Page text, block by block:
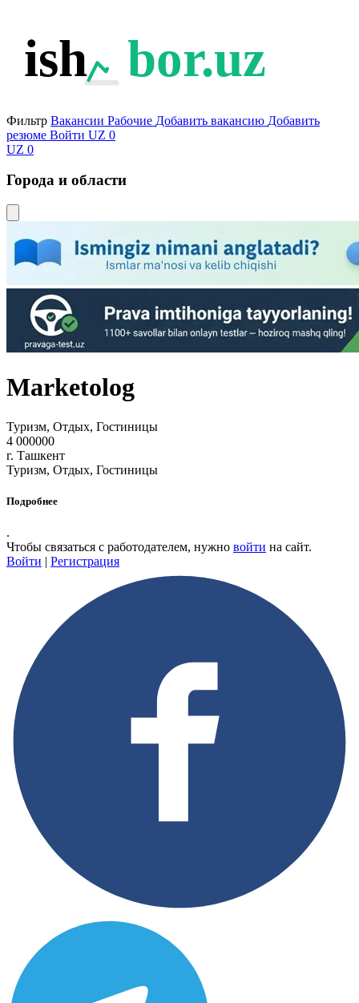
ish bor.uz
Фильтр Вакансии Рабочие Добавить вакансию Добавить
резюме Войти UZ 0
UZ 0
Города и области
Marketolog
Туризм, Отдых, Гостиницы
4 000000
г. Ташкент
Туризм, Отдых, Гостиницы
Подробнее
.
Чтобы связаться с работодателем, нужно войти на сайт.
Войти | Регистрация